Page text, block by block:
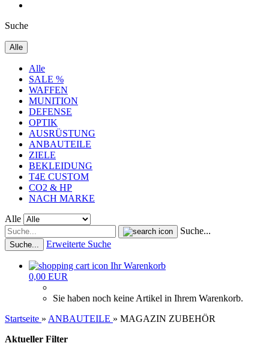
Suche
Alle
Alle
SALE %
WAFFEN
MUNITION
DEFENSE
OPTIK
AUSRÜSTUNG
ANBAUTEILE
ZIELE
BEKLEIDUNG
T4E CUSTOM
CO2 & HP
NACH MARKE
Alle
Suche...
Suche... Erweiterte Suche
Ihr Warenkorb
0,00 EUR
Sie haben noch keine Artikel in Ihrem Warenkorb.
Startseite » ANBAUTEILE » MAGAZIN ZUBEHÖR
Aktueller Filter